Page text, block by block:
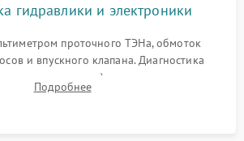
гидравлики и электроники
проточного ТЭНа, обмоток
и впускного клапана. Диагностика
уровня воды), датчика мутности,
и электронного модуля управления.
Подробнее